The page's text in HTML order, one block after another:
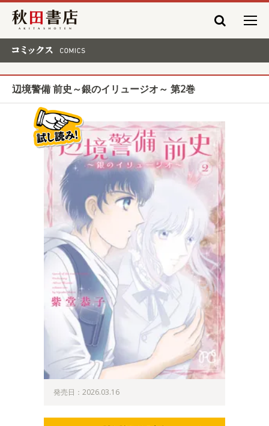
秋田書店
辺境警備 前史～銀のイリュージオ～ 第2巻
発売日：2026.03.16